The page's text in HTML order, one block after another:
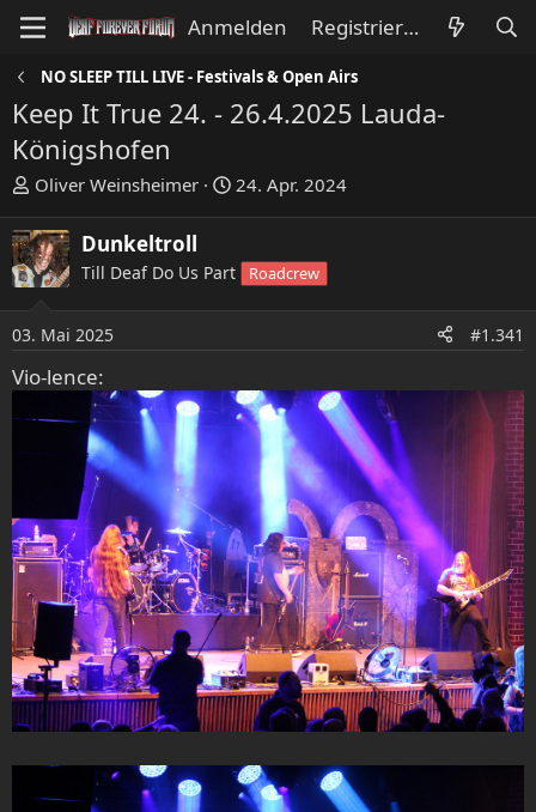
Anmelden Registrieren
NO SLEEP TILL LIVE - Festivals & Open Airs
Keep It True 24. - 26.4.2025 Lauda-
Königshofen
E
s
t
e
l
r
Oliver Weinsheimer
E
e
l
a
m
24. Apr. 2024
Dunkeltroll
Till Deaf Do Us Part Roadcrew
03. Mai 2025 #1.341
Vio-lence: